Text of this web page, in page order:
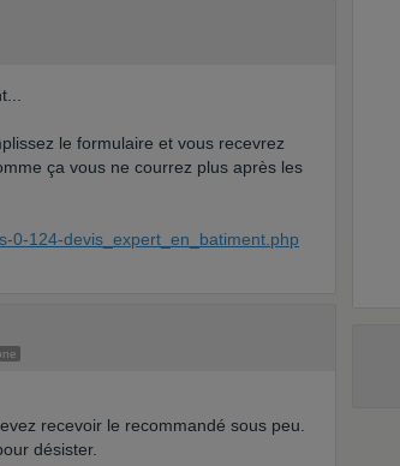
le formulaire et vous recevrez
ça vous ne courrez plus après les
0-124-devis_expert_en_batiment.php
recevoir le recommandé sous peu.
désister.